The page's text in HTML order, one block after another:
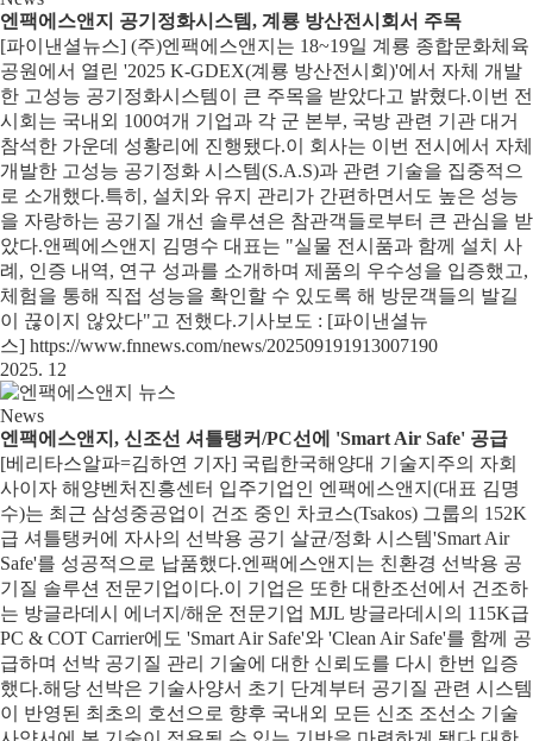
엔팩에스앤지 공기정화시스템, 계룡 방산전시회서 주목
[파이낸셜뉴스] (주)엔팩에스앤지는 18~19일 계룡 종합문화체육
공원에서 열린 '2025 K-GDEX(계룡 방산전시회)'에서 자체 개발
한 고성능 공기정화시스템이 큰 주목을 받았다고 밝혔다. 이번 전
시회는 국내외 100여개 기업과 각 군 본부, 국방 관련 기관 대거
참석한 가운데 성황리에 진행됐다. 이 회사는 이번 전시에서 자체
개발한 고성능 공기정화 시스템(S.A.S)과 관련 기술을 집중적으
로 소개했다. 특히, 설치와 유지 관리가 간편하면서도 높은 성능
을 자랑하는 공기질 개선 솔루션은 참관객들로부터 큰 관심을 받
았다. 앤펙에스앤지 김명수 대표는 "실물 전시품과 함께 설치 사
례, 인증 내역, 연구 성과를 소개하며 제품의 우수성을 입증했고,
체험을 통해 직접 성능을 확인할 수 있도록 해 방문객들의 발길
이 끊이지 않았다"고 전했다.기사보도 : [파이낸셜뉴
스] https://www.fnnews.com/news/202509191913007190
2025. 12
News
엔팩에스앤지, 신조선 셔틀탱커/PC선에 'Smart Air Safe' 공급
[베리타스알파=김하연 기자] 국립한국해양대 기술지주의 자회
사이자 해양벤처진흥센터 입주기업인 엔팩에스앤지(대표 김명
수)는 최근 삼성중공업이 건조 중인 차코스(Tsakos) 그룹의 152K
급 셔틀탱커에 자사의 선박용 공기 살균/정화 시스템'Smart Air
Safe'를 성공적으로 납품했다. 엔팩에스앤지는 친환경 선박용 공
기질 솔루션 전문기업이다. 이 기업은 또한 대한조선에서 건조하
는 방글라데시 에너지/해운 전문기업 MJL 방글라데시의 115K급
PC & COT Carrier에도 'Smart Air Safe'와 'Clean Air Safe'를 함께 공
급하며 선박 공기질 관리 기술에 대한 신뢰도를 다시 한번 입증
했다.해당 선박은 기술사양서 초기 단계부터 공기질 관련 시스템
이 반영된 최초의 호선으로 향후 국내외 모든 신조 조선소 기술